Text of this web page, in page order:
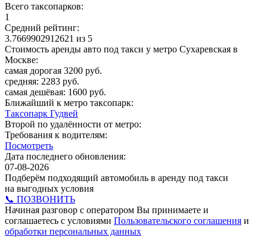
Всего таксопарков:
1
Средний рейтинг:
3.7669902912621 из 5
Стоимость аренды авто под такси у метро Сухаревская в
Москве:
самая дорогая 3200 руб.
средняя: 2283 руб.
самая дешёвая: 1600 руб.
Ближайший к метро таксопарк:
Таксопарк Гудвей
Второй по удалённости от метро:
Требования к водителям:
Посмотреть
Дата последнего обновления:
07-08-2026
Подберём подходящий автомобиль в аренду под такси
на выгодных условия
📞 ПОЗВОНИТЬ
Начиная разговор с оператором Вы принимаете и
соглашаетесь с условиями Пользовательского соглашения и
обработки персональных данных